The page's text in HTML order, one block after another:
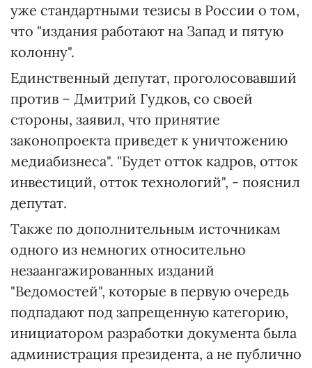
уже стандартными тезисы в России о том,
что "издания работают на Запад и пятую
колонну".
Единственный депутат, проголосовавший
против – Дмитрий Гудков, со своей
стороны, заявил, что принятие
законопроекта приведет к уничтожению
медиабизнеса". "Будет отток кадров, отток
инвестиций, отток технологий", - пояснил
депутат.
Также по дополнительным источникам
одного из немногих относительно
незаангажированных изданий
"Ведомостей", которые в первую очередь
подпадают под запрещенную категорию,
инициатором разработки документа была
администрация президента, а не публично